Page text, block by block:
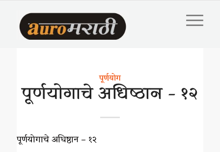
पूर्णयोग
पूर्णयोगाचे अधिष्ठान – १२
पूर्णयोगाचे अधिष्ठान – १२